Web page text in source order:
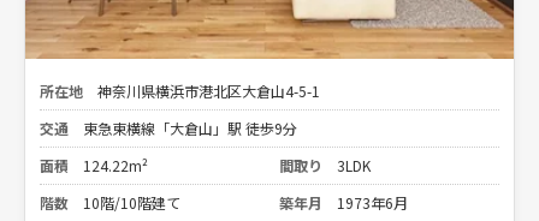
所在地
神奈川県横浜市港北区大倉山4-5-1
交通
東急東横線「大倉山」駅 徒歩9分
面積
124.22m² 間取り
3LDK
階数
10階/10階建て 築年月 1973年6月